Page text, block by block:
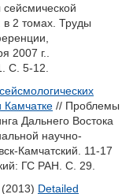
в 2 томах. Труды
2007 г..
С. 5-12.
Камчатке // Проблемы
Дальнего Востока
научно-
Камчатский. 11-17
ГС РАН. С. 29.
(2013) Detailed